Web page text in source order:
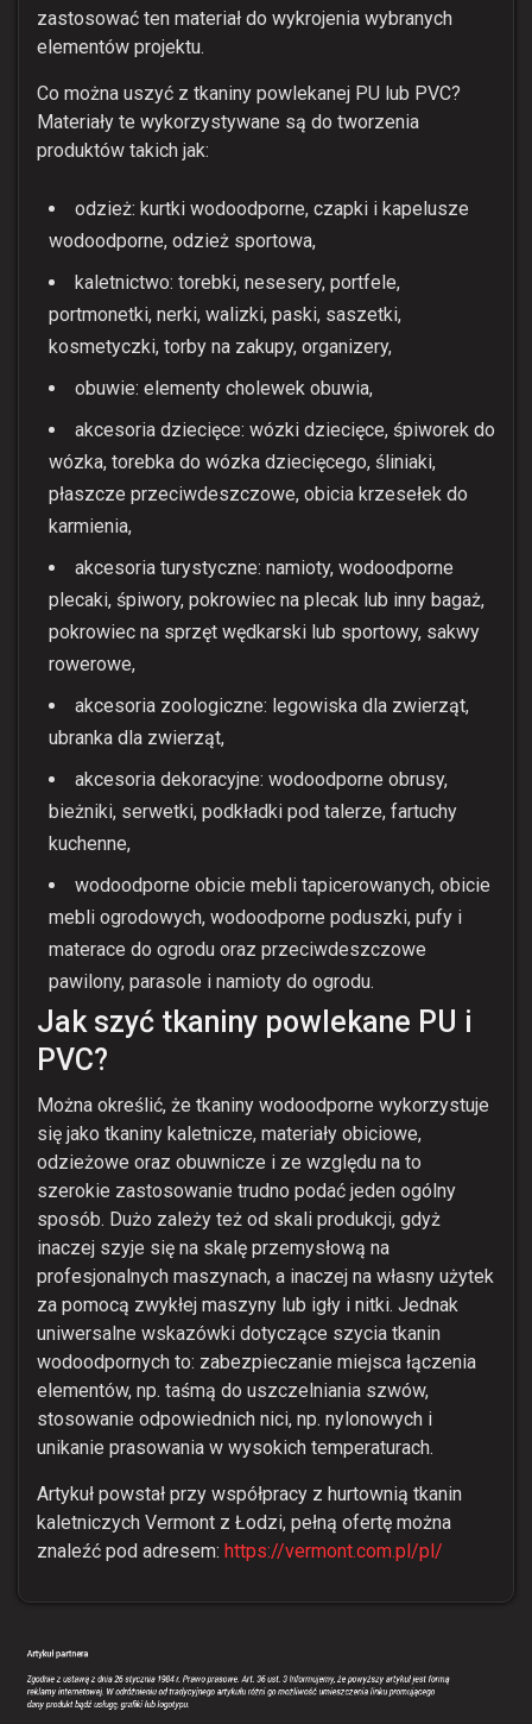
zastosować ten materiał do wykrojenia wybranych
elementów projektu.
Co można uszyć z tkaniny powlekanej PU lub PVC?
Materiały te wykorzystywane są do tworzenia
produktów takich jak:
odzież: kurtki wodoodporne, czapki i kapelusze
wodoodporne, odzież sportowa,
kaletnictwo: torebki, nesesery, portfele,
portmonetki, nerki, walizki, paski, saszetki,
kosmetyczki, torby na zakupy, organizery,
obuwie: elementy cholewek obuwia,
akcesoria dziecięce: wózki dziecięce, śpiworek do
wózka, torebka do wózka dziecięcego, śliniaki,
płaszcze przeciwdeszczowe, obicia krzesełek do
karmienia,
akcesoria turystyczne: namioty, wodoodporne
plecaki, śpiwory, pokrowiec na plecak lub inny bagaż,
pokrowiec na sprzęt wędkarski lub sportowy, sakwy
rowerowe,
akcesoria zoologiczne: legowiska dla zwierząt,
ubranka dla zwierząt,
akcesoria dekoracyjne: wodoodporne obrusy,
bieżniki, serwetki, podkładki pod talerze, fartuchy
kuchenne,
wodoodporne obicie mebli tapicerowanych, obicie
mebli ogrodowych, wodoodporne poduszki, pufy i
materace do ogrodu oraz przeciwdeszczowe
pawilony, parasole i namioty do ogrodu.
Jak szyć tkaniny powlekane PU i
PVC?
Można określić, że tkaniny wodoodporne wykorzystuje
się jako tkaniny kaletnicze, materiały obiciowe,
odzieżowe oraz obuwnicze i ze względu na to
szerokie zastosowanie trudno podać jeden ogólny
sposób. Dużo zależy też od skali produkcji, gdyż
inaczej szyje się na skalę przemysłową na
profesjonalnych maszynach, a inaczej na własny użytek
za pomocą zwykłej maszyny lub igły i nitki. Jednak
uniwersalne wskazówki dotyczące szycia tkanin
wodoodpornych to: zabezpieczanie miejsca łączenia
elementów, np. taśmą do uszczelniania szwów,
stosowanie odpowiednich nici, np. nylonowych i
unikanie prasowania w wysokich temperaturach.
Artykuł powstał przy współpracy z hurtownią tkanin
kaletniczych Vermont z Łodzi, pełną ofertę można
znaleźć pod adresem: https://vermont.com.pl/pl/